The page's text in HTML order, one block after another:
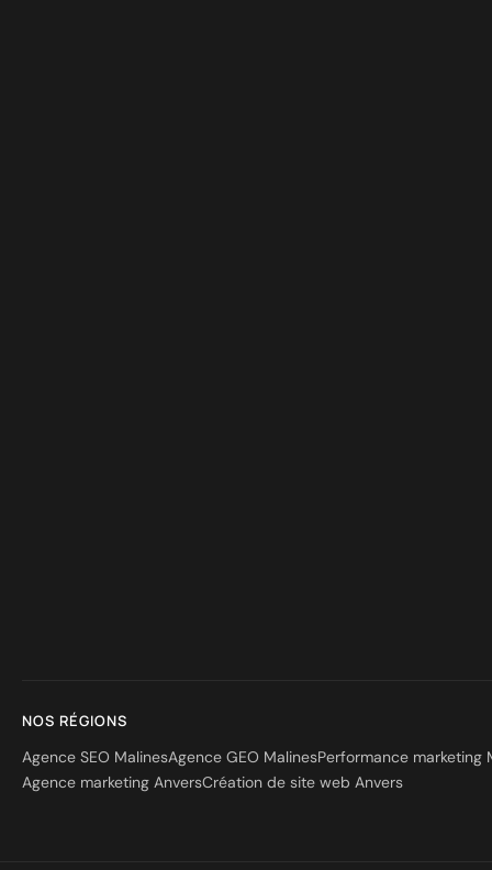
NOS RÉGIONS
Agence SEO MalinesAgence GEO MalinesPerformance marketing
Agence marketing AnversCréation de site web Anvers